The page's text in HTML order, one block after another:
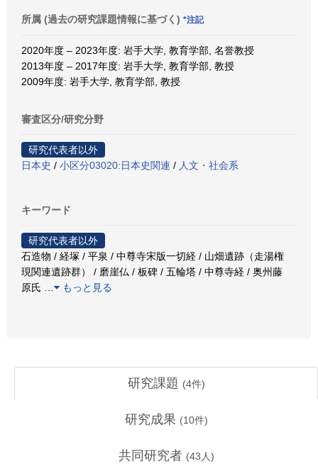
所属 (過去の研究課題情報に基づく) *注記
2020年度 – 2023年度: 岩手大学, 教育学部, 名誉教授
2013年度 – 2017年度: 岩手大学, 教育学部, 教授
2009年度: 岩手大学, 教育学部, 教授
審査区分/研究分野
研究代表者以外
日本史 / 小区分03020:日本史関連 / 人文・社会系
キーワード
研究代表者以外
石造物 / 経塚 / 平泉 / 中尊寺宋版一切経 / 山畑遺跡（走湯権
現関連遺跡群） / 磨崖仏 / 板碑 / 五輪塔 / 中尊寺経 / 奥州藤
原氏
もっと見る
研究課題 (4件)
研究成果 (10件)
共同研究者 (43 人)